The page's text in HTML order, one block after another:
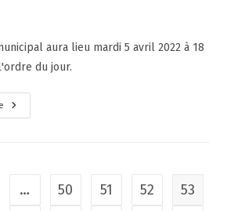
aura lieu mardi 5 avril 2022 à 18
du jour.
… 50 51 52
53